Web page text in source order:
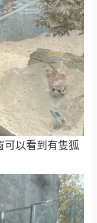
可以看到有隻狐